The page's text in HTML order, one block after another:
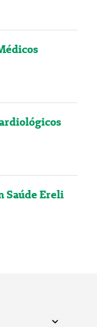
Saúde Ereli